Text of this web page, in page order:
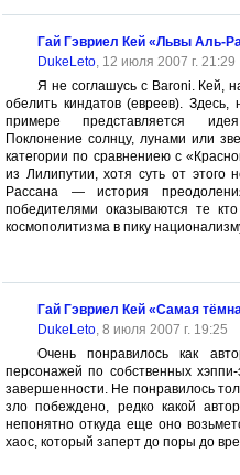
Гай Гэвриел Кей «Львы Аль-
DukeLeto, 12 июля 2007 г. 21:29
Я не соглашусь с Baroni. Кей,
обелить киндатов (евреев).
примере представляется
Поклонение солнцу, лунами или
категории по сравнениею с
из Лилипутии, хотя суть от этого
Рассана — история
победителями оказываются те
космополитизма в пику
Гай Гэвриел Кей «Самая
DukeLeto, 8 июля 2007 г. 19:25
Очень понравилось как
персонажей по собственных
завершенности. Не понравилось
зло побеждено, редко какой
непонятно откуда еще оно
хаос, который заперт до поры до